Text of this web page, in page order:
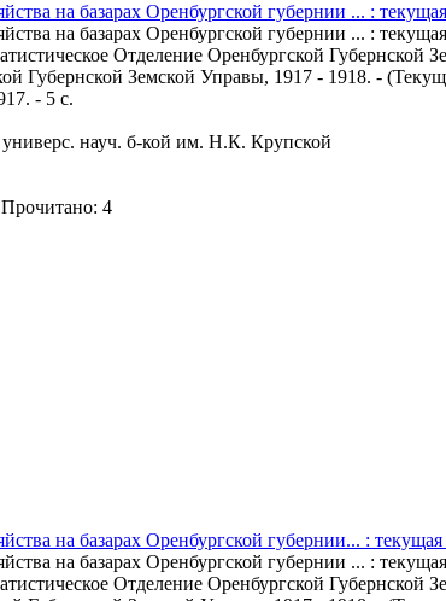
на базарах Оренбургской губернии ... :
на базарах Оренбургской губернии ... :
Отделение Оренбургской Губернской
Губернской Земской Управы, 1917 - 1918. -
- 5 с.
науч. б-кой им. Н.К. Крупской
4
на базарах Оренбургской губернии... :
на базарах Оренбургской губернии ... :
Отделение Оренбургской Губернской